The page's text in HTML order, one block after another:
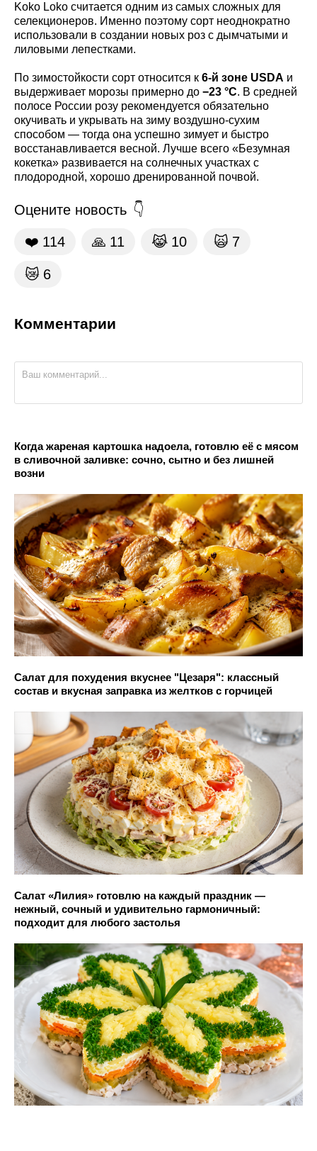
Koko Loko считается одним из самых сложных для
селекционеров. Именно поэтому сорт неоднократно
использовали в создании новых роз с дымчатыми и
лиловыми лепестками.
По зимостойкости сорт относится к 6-й зоне USDA и
выдерживает морозы примерно до −23 °C. В средней
полосе России розу рекомендуется обязательно
окучивать и укрывать на зиму воздушно-сухим
способом — тогда она успешно зимует и быстро
восстанавливается весной. Лучше всего «Безумная
кокетка» развивается на солнечных участках с
плодородной, хорошо дренированной почвой.
Оцените новость
❤️ 114 🙏 11 😹 10 🙀 7
😿 6
Комментарии
Когда жареная картошка надоела, готовлю её с мясом
в сливочной заливке: сочно, сытно и без лишней
возни
Салат для похудения вкуснее "Цезаря": классный
состав и вкусная заправка из желтков с горчицей
Салат «Лилия» готовлю на каждый праздник —
нежный, сочный и удивительно гармоничный:
подходит для любого застолья